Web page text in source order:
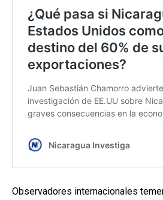
Observadores internacionales